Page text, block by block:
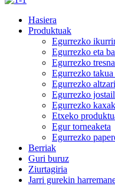
Hasiera
Produktuak
Egurrezko
Egurrezko eta
Egurrezko
Egurrezko
Egurrezko
Egurrezko
Egurrezko kaxak
Etxeko
Egur torneaketa
Egurrezko
Berriak
Guri buruz
Ziurtagiria
Jarri gurekin